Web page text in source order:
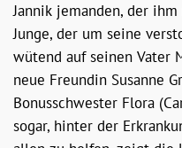
Jannik jemanden, der
Junge, der um seine
wütend auf seinen Vater
neue Freundin Susanne
Bonusschwester Flora
sogar, hinter der